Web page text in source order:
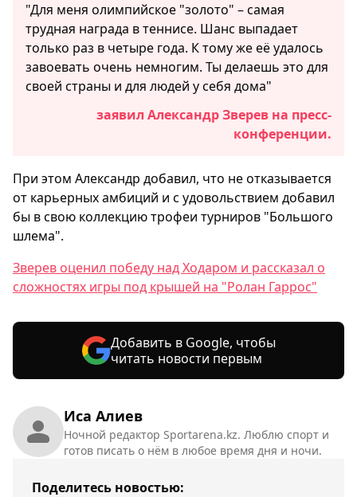
Иса Алиев
Ночной редактор Sportarena.kz. Люблю спорт и
готов писать о нём в любое время дня и ночи.
Поделитесь новостью:
"Для меня олимпийское "золото" – самая
трудная награда в теннисе. Шанс выпадает
только раз в четыре года. К тому же её удалось
завоевать очень немногим. Ты делаешь это для
своей страны и для людей у себя дома"
заявил Александр Зверев на пресс-
конференции.
При этом Александр добавил, что не отказывается
от карьерных амбиций и с удовольствием добавил
бы в свою коллекцию трофеи турниров "Большого
шлема".
Зверев оценил победу над Ходаром и рассказал о
сложностях игры под крышей на "Ролан Гаррос"
Добавить в Google, чтобы
читать новости первым